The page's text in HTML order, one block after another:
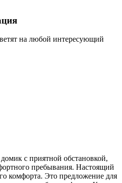
на любой интересующий
с приятной обстановкой,
пребывания. Настоящий
комфорта. Это предложение для